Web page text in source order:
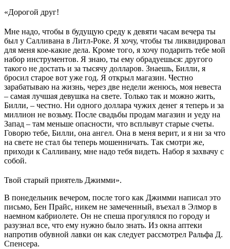
«Дорогой друг!
Мне надо, чтобы в будущую среду к девяти часам вечера ты
был у Салливана в Литл-Роке. Я хочу, чтобы ты ликвидировал
для меня кое-какие дела. Кроме того, я хочу подарить тебе мой
набор инструментов. Я знаю, ты ему обрадуешься: другого
такого не достать и за тысячу долларов. Знаешь, Билли, я
бросил старое вот уже год. Я открыл магазин. Честно
зарабатываю на жизнь, через две недели женюсь, моя невеста
– самая лучшая девушка на свете. Только так и можно жить,
Билли, – честно. Ни одного доллара чужих денег я теперь и за
миллион не возьму. После свадьбы продам магазин и уеду на
Запад – там меньше опасности, что всплывут старые счеты.
Говорю тебе, Билли, она ангел. Она в меня верит, и я ни за что
на свете не стал бы теперь мошенничать. Так смотри же,
приходи к Салливану, мне надо тебя видеть. Набор я захвачу с
собой.
Твой старый приятель Джимми».
В понедельник вечером, после того как Джимми написал это
письмо, Бен Прайс, никем не замеченный, въехал в Элмор в
наемном кабриолете. Он не спеша прогулялся по городу и
разузнал все, что ему нужно было знать. Из окна аптеки
напротив обувной лавки он как следует рассмотрел Ральфа Д.
Спенсера.